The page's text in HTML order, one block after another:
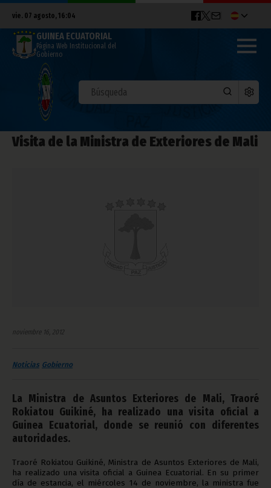
vie. 07 agosto, 16:04
GUINEA ECUATORIAL
Página Web Institucional del
Gobierno
Visita de la Ministra de Exteriores de Mali
noviembre 16, 2012
Noticias Gobierno
La Ministra de Asuntos Exteriores de Mali, Traoré
Rokiatou Guikiné, ha realizado una visita oficial a
Guinea Ecuatorial, donde se reunió con diferentes
autoridades.
Traoré Rokiatou Guikiné, Ministra de Asuntos Exteriores de Mali,
ha realizado una visita oficial a Guinea Ecuatorial. En su primer
día de estancia, el miércoles 14 de noviembre, la ministra fue